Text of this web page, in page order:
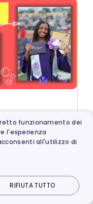
funzionamento dei
l'esperienza
all'utilizzo di
RIFIUTA TUTTO